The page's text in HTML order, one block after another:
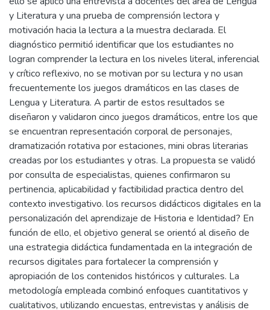
y Literatura y una prueba de comprensión lectora y
motivación hacia la lectura a la muestra declarada. El
diagnóstico permitió identificar que los estudiantes no
logran comprender la lectura en los niveles literal, inferencial
y crítico reflexivo, no se motivan por su lectura y no usan
frecuentemente los juegos dramáticos en las clases de
Lengua y Literatura. A partir de estos resultados se
diseñaron y validaron cinco juegos dramáticos, entre los que
se encuentran representación corporal de personajes,
dramatización rotativa por estaciones, mini obras literarias
creadas por los estudiantes y otras. La propuesta se validó
por consulta de especialistas, quienes confirmaron su
pertinencia, aplicabilidad y factibilidad practica dentro del
contexto investigativo. los recursos didácticos digitales en la
personalización del aprendizaje de Historia e Identidad? En
función de ello, el objetivo general se orientó al diseño de
una estrategia didáctica fundamentada en la integración de
recursos digitales para fortalecer la comprensión y
apropiación de los contenidos históricos y culturales. La
metodología empleada combinó enfoques cuantitativos y
cualitativos, utilizando encuestas, entrevistas y análisis de